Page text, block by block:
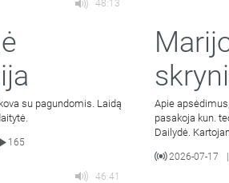
48:13
su pagundomis. Laidą
165
Apie
pasakoja kun.
Dailydė.
2026-07-17
46:41